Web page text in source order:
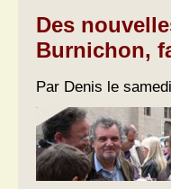
Des
Burnichon,
Par Denis le